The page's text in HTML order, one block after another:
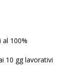
al 100%
10 gg lavorativi